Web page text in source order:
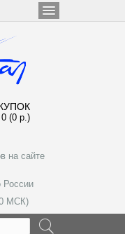
(0 р.)
на сайте
России
МСК)